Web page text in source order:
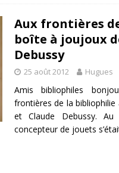
Aux frontières
boîte à joujoux
Debussy
25 août 2012 Hugues
Amis bibliophiles
frontières de la
et Claude Debussy.
concepteur de jouets